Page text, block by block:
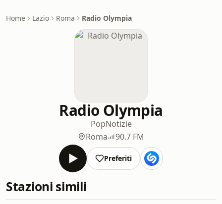
Home Lazio Roma Radio Olympia
Radio Olympia
PopNotizie
Roma
90.7 FM
Preferiti
Stazioni simili